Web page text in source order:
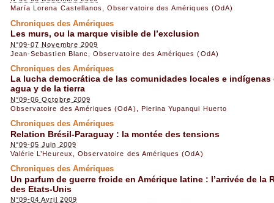
María Lorena Castellanos ,Observatoire des Amériques (OdA)
Chroniques des Amériques
Les murs, ou la marque visible de l’exclusion
N°09-07 Novembre 2009
Jean-Sebastien Blanc
,Observatoire des Amériques (OdA)
Chroniques des Amériques
La lucha democrática de las comunidades locales e
agua y de la tierra
N°09-06 Octobre 2009
Observatoire des Amériques (OdA)
Pierina Yupanqui Huerto
Chroniques des Amériques
Relation Brésil-Paraguay : la montée des tensions
N°09-05 Juin 2009
Valérie L’Heureux
Observatoire des Amériques (OdA)
Chroniques des Amériques
Un parfum de guerre froide en Amérique latine : l’arrivée de la
des Etats-Unis
N°09-04 Avril 2009